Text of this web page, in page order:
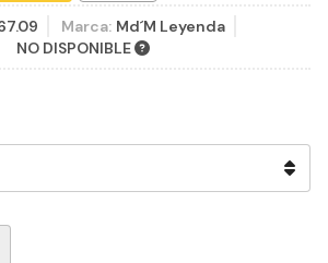
Marca: Md´M Leyenda
NO DISPONIBLE